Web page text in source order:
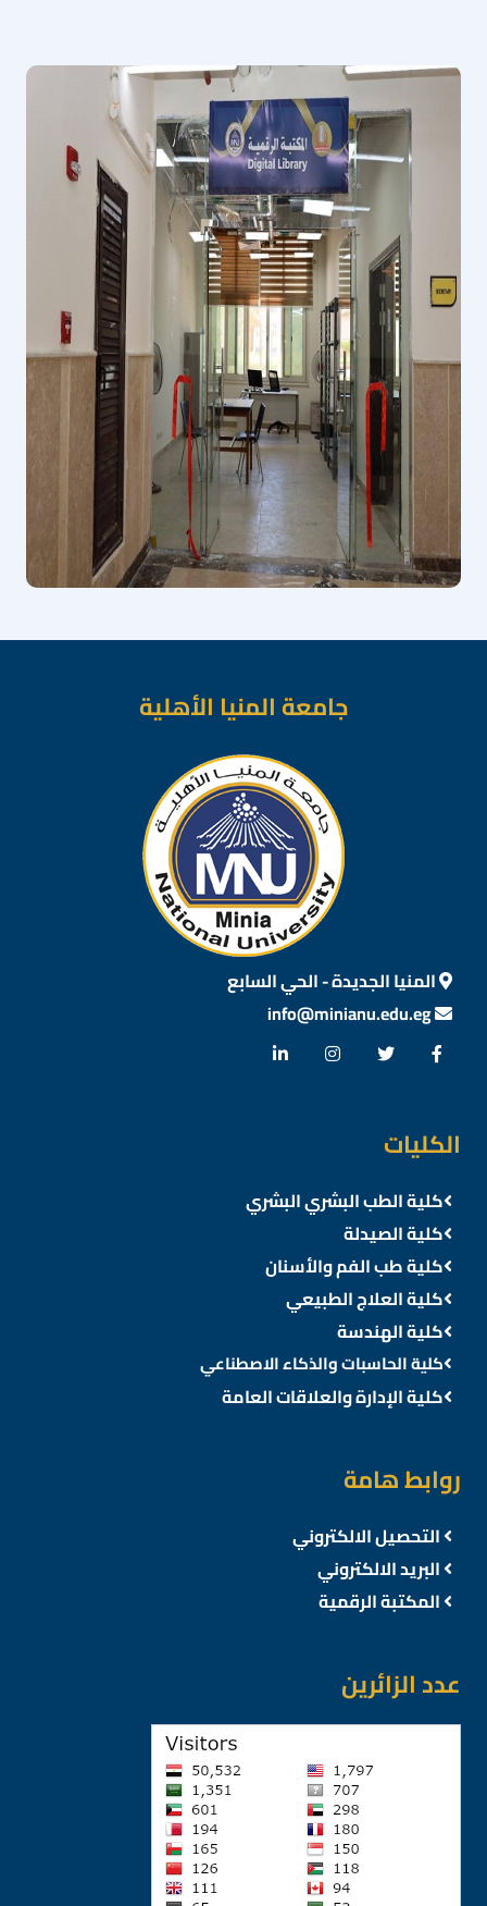
جامعة المنيا الأهلية
المنيا الجديدة - الحي السابع
الكليات
كلية الطب البشري البشري
كلية الصيدلة
كلية طب الفم والأسنان
كلية العلاج الطبيعي
كلية الهندسة
كلية الحاسبات والذكاء الاصطناعي
كلية الإدارة والعلاقات العامة
روابط هامة
التحصيل الالكتروني
البريد الالكتروني
المكتبة الرقمية
عدد الزائرين